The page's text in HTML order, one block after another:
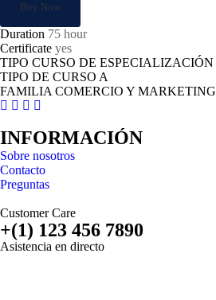
Buy Now
Duration 75 hour
Certificate yes
TIPO CURSO DE ESPECIALIZACIÓN
TIPO DE CURSO A
FAMILIA COMERCIO Y MARKETING
INFORMACIÓN
Sobre nosotros
Contacto
Preguntas
Customer Care
+(1) 123 456 7890
Asistencia en directo